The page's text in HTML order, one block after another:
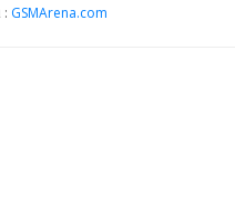
: GSMArena.com